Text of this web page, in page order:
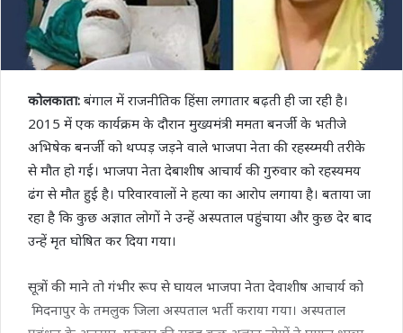
कोलकाता: बंगाल में राजनीतिक हिंसा लगातार बढ़ती ही जा रही है।
2015 में एक कार्यक्रम के दौरान मुख्यमंत्री ममता बनर्जी के भतीजे
अभिषेक बनर्जी को थप्पड़ जड़ने वाले भाजपा नेता की रहस्य्मयी तरीके
से मौत हो गई। भाजपा नेता देबाशीष आचार्य की गुरुवार को रहस्यमय
ढंग से मौत हुई है। परिवारवालों ने हत्या का आरोप लगाया है। बताया जा
रहा है कि कुछ अज्ञात लोगों ने उन्हें अस्पताल पहुंचाया और कुछ देर बाद
उन्हें मृत घोषित कर दिया गया।
सूत्रों की माने तो गंभीर रूप से घायल भाजपा नेता देवाशीष आचार्य को
मिदनापुर के तमलुक जिला अस्पताल भर्ती कराया गया। अस्पताल